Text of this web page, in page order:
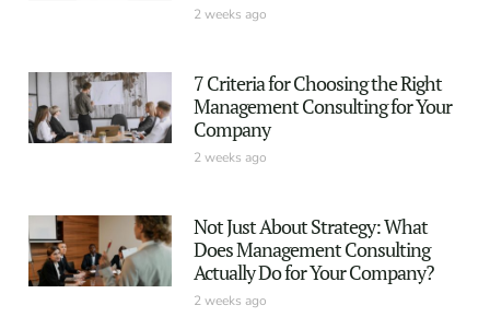
2 weeks ago
7 Criteria for Choosing the Right
Management Consulting for Your
Company
2 weeks ago
Not Just About Strategy: What
Does Management Consulting
Actually Do for Your Company?
2 weeks ago